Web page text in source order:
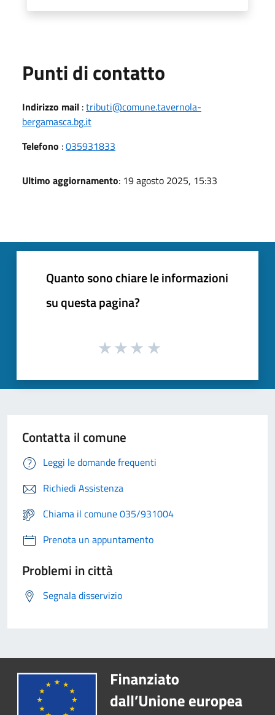
Punti di contatto
Indirizzo mail :tributi@comune.tavernola-
bergamasca.bg.it
Telefono :035931833
Ultimo aggiornamento: 19 agosto 2025, 15:33
Quanto sono chiare le informazioni
su questa pagina?
Contatta il comune
Leggi le domande frequenti
Richiedi Assistenza
Chiama il comune 035/931004
Prenota un appuntamento
Problemi in città
Segnala disservizio